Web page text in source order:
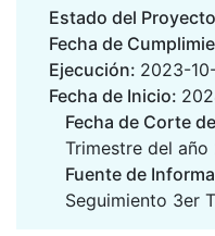
Estado del
Fecha de
Ejecución: 2023-
Fecha de Inicio:
Fecha de Corte
Trimestre del año
Fuente de
Seguimiento 3er